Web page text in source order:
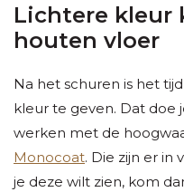
Lichtere kleur
houten vloer
Na het schuren is het
kleur te geven. Dat doe
werken met de
Monocoat. Die zijn er in
je deze wilt zien, kom